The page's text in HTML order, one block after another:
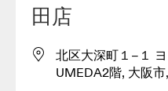
田店
北区大深町１−１
UMEDA2階, 大阪